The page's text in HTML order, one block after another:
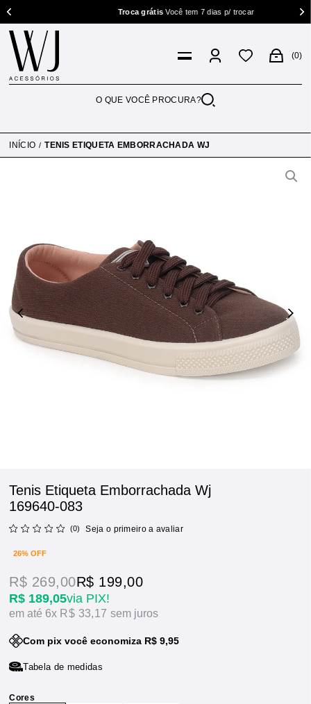
Troca grátisVocê tem 7 dias p/ trocar
0
INÍCIO TENIS ETIQUETA EMBORRACHADA WJ
Tenis Etiqueta Emborrachada Wj
169640-083
(0) Seja o primeiro a avaliar
26% OFF
R$ 189,05via PIX!
R$ 269,00R$ 199,00
6x R$ 33,17sem juros
Com pix você economiza R$ 9,95
Tabela de medidas